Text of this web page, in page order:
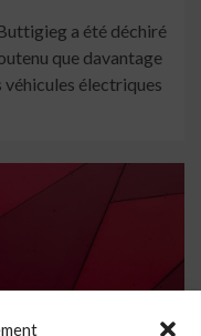
a été déchiré
que davantage
véhicules électriques